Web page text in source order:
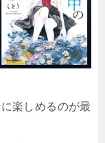
楽しめるのが最